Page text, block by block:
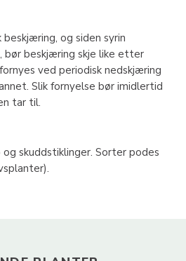
og siden syrin
bør beskjæring skje like etter
ved periodisk nedskjæring
Slik fornyelse bør imidlertid
tar til.
skuddstiklinger. Sorter podes